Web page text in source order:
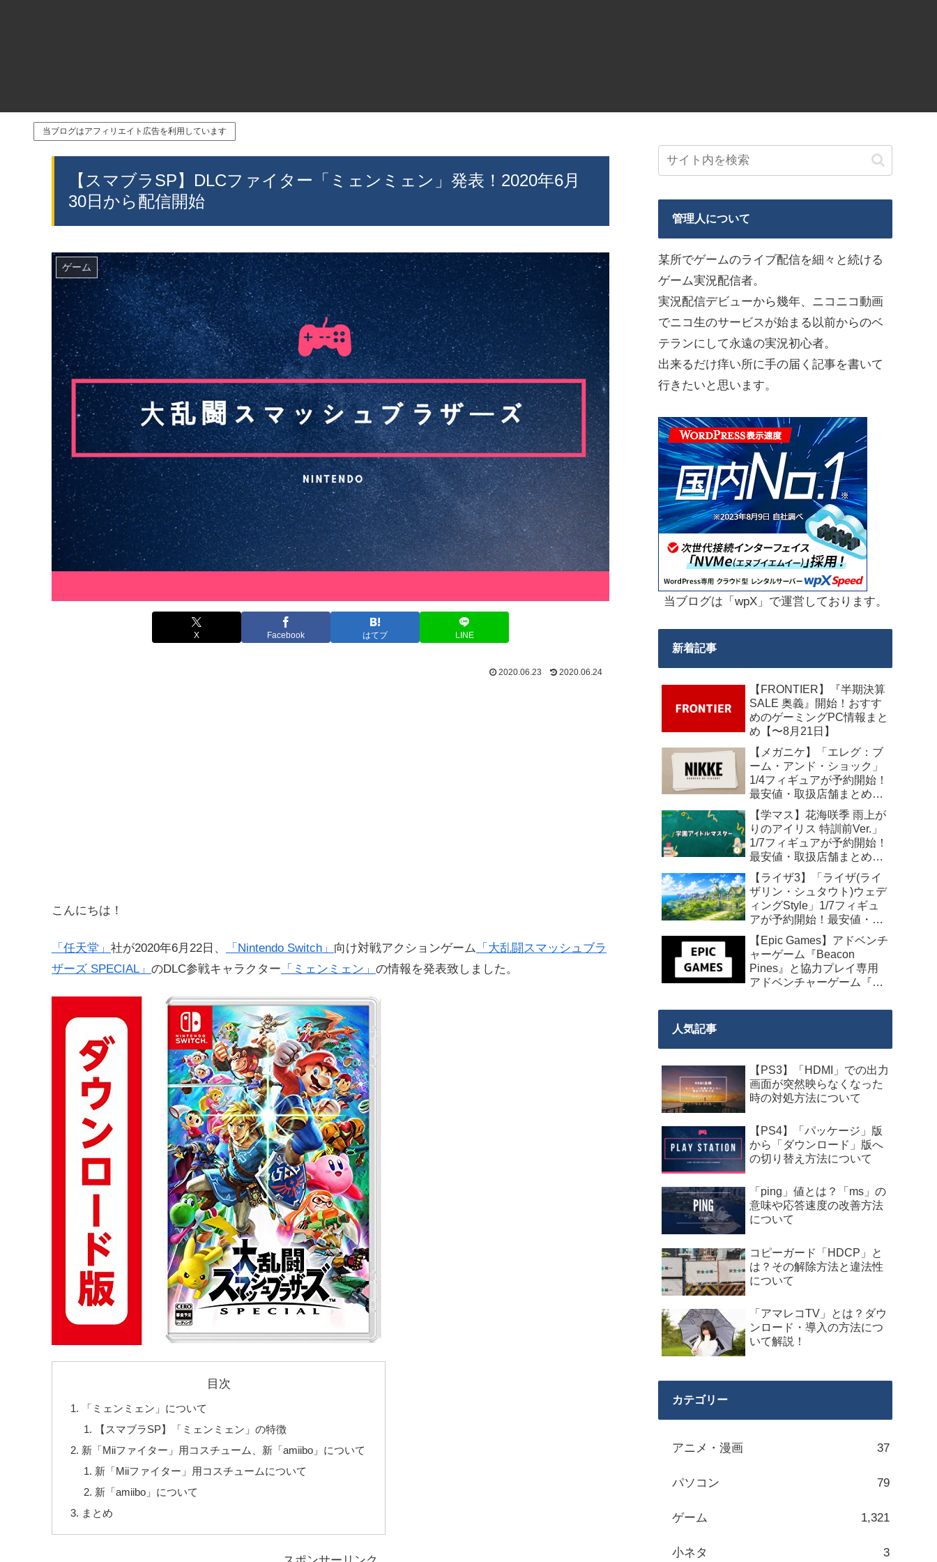
当ブログはアフィリエイト広告を利用しています
【スマブラSP】DLCファイター「ミェンミェン」発表！2020年6月
30日から配信開始
ゲーム
X Facebook はてブ LINE
2020.06.23 2020.06.24
こんにちは！
「任天堂」 社が2020年6月22日、 「Nintendo Switch」 向け対戦アクションゲーム 「大乱闘スマッシュブラ
ザーズ SPECIAL」 のDLC参戦キャラクター 「ミェンミェン」 の情報を発表致しました。
目次
「ミェンミェン」について
【スマブラSP】「ミェンミェン」の特徴
新「Miiファイター」用コスチューム、新「amiibo」について
新「Miiファイター」用コスチュームについて
新「amiibo」について
まとめ
管理人について
某所でゲームのライブ配信を細々と続ける
ゲーム実況配信者。
実況配信デビューから幾年、ニコニコ動画
でニコ生のサービスが始まる以前からのベ
テランにして永遠の実況初心者。
出来るだけ痒い所に手の届く記事を書いて
行きたいと思います。
当ブログは「wpX」で運営しております。
新着記事
【FRONTIER】『半期決算
SALE 奥義』開始！おすす
めのゲーミングPC情報まと
め【〜8月21日】
【メガニケ】「エレグ：ブ
ーム・アンド・ショック」
1/4フィギュアが予約開始！
最安値・取扱店舗まとめ
【2027年10月発売】
【学マス】花海咲季 雨上が
りのアイリス 特訓前Ver.」
1/7フィギュアが予約開始！
最安値・取扱店舗まとめ
【2027年4月発売】
【ライザ3】「ライザ(ライ
ザリン・シュタウト)ウェデ
ィングStyle」1/7フィギュ
アが予約開始！最安値・取
扱店舗まとめ【2027年4月
発売】
【Epic Games】アドベンチ
ャーゲーム『Beacon
Pines』と協力プレイ専用
アドベンチャーゲーム『We
料配布が来週2026年8月14
人気記事
【PS3】「HDMI」での出力
画面が突然映らなくなった
時の対処方法について
【PS4】「パッケージ」版
から「ダウンロード」版へ
の切り替え方法について
「ping」値とは？「ms」の
意味や応答速度の改善方法
について
コピーガード「HDCP」と
は？その解除方法と違法性
について
「アマレコTV」とは？ダウ
ンロード・導入の方法につ
いて解説！
カテゴリー
アニメ・漫画 37
パソコン 79
ゲーム 1,321
小ネタ 3